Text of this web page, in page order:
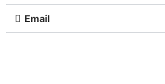
Email